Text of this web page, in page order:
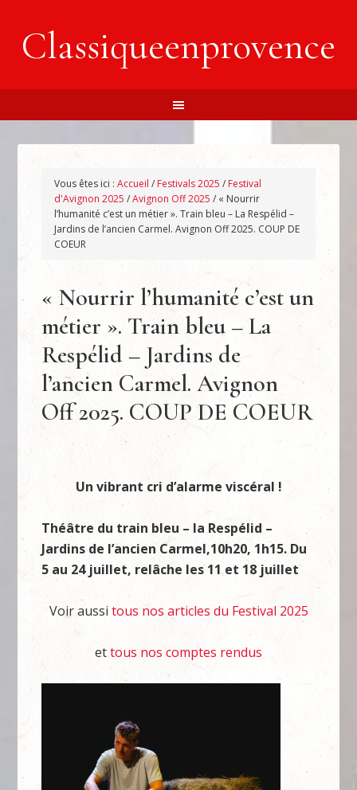
Classiqueenprovence
Vous êtes ici :Accueil / Festivals 2025 / Festival
d'Avignon 2025 /Avignon Off 2025 / « Nourrir
l’humanité c’est un métier ». Train bleu – La Respélid –
Jardins de l’ancien Carmel. Avignon Off 2025. COUP DE
COEUR
« Nourrir l’humanité c’est un
métier ». Train bleu – La
Respélid – Jardins de
l’ancien Carmel. Avignon
Off 2025. COUP DE COEUR
Un vibrant cri d’alarme viscéral !
Théâtre du train bleu – la Respélid –
Jardins de l’ancien Carmel,10h20, 1h15. Du
5 au 24 juillet, relâche les 11 et 18 juillet
Voir aussi tous nos articles du Festival 2025
ettous nos comptes rendus